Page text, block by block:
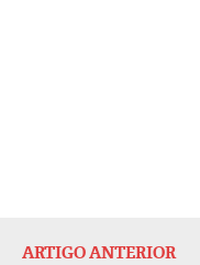
ARTIGO ANTERIOR